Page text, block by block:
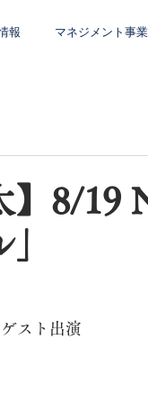
報 マネジメント事業
】8/19
スト出演